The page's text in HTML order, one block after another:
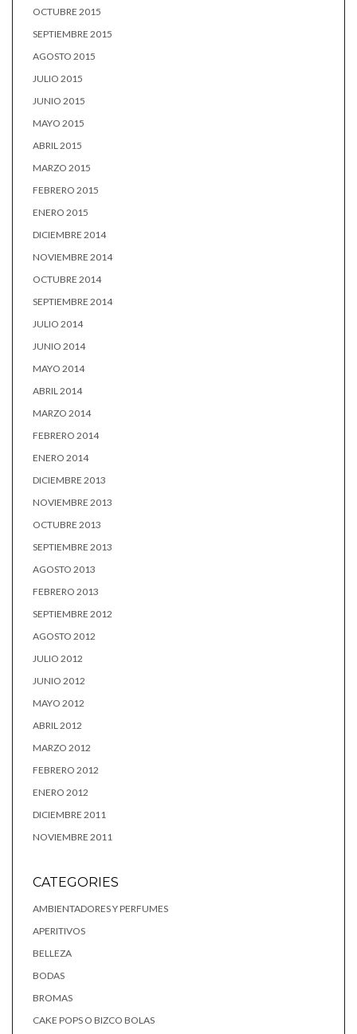
OCTUBRE 2015
SEPTIEMBRE 2015
AGOSTO 2015
JULIO 2015
JUNIO 2015
MAYO 2015
ABRIL 2015
MARZO 2015
FEBRERO 2015
ENERO 2015
DICIEMBRE 2014
NOVIEMBRE 2014
OCTUBRE 2014
SEPTIEMBRE 2014
JULIO 2014
JUNIO 2014
MAYO 2014
ABRIL 2014
MARZO 2014
FEBRERO 2014
ENERO 2014
DICIEMBRE 2013
NOVIEMBRE 2013
OCTUBRE 2013
SEPTIEMBRE 2013
AGOSTO 2013
FEBRERO 2013
SEPTIEMBRE 2012
AGOSTO 2012
JULIO 2012
JUNIO 2012
MAYO 2012
ABRIL 2012
MARZO 2012
FEBRERO 2012
ENERO 2012
DICIEMBRE 2011
NOVIEMBRE 2011
CATEGORIES
AMBIENTADORES Y PERFUMES
APERITIVOS
BELLEZA
BODAS
BROMAS
CAKE POPS O BIZCO BOLAS